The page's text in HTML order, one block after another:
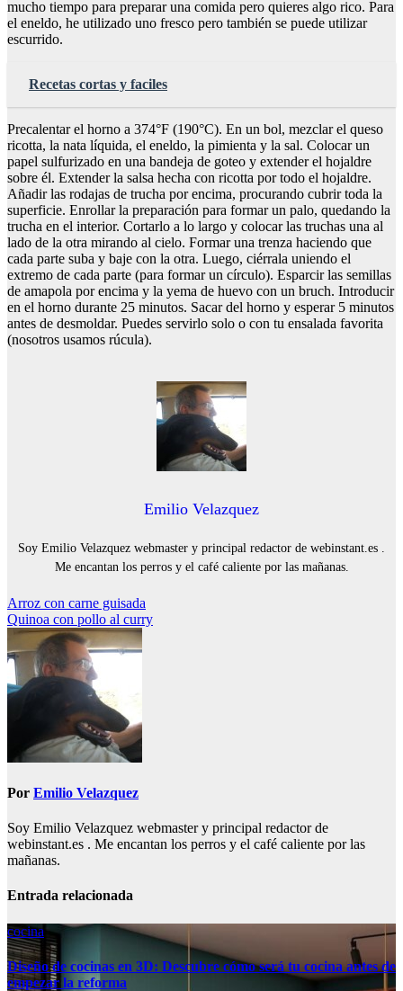
mucho tiempo para preparar una comida pero quieres algo rico. Para
el eneldo, he utilizado uno fresco pero también se puede utilizar
escurrido.
Recetas cortas y faciles
Precalentar el horno a 374°F (190°C). En un bol, mezclar el queso
ricotta, la nata líquida, el eneldo, la pimienta y la sal. Colocar un
papel sulfurizado en una bandeja de goteo y extender el hojaldre
sobre él. Extender la salsa hecha con ricotta por todo el hojaldre.
Añadir las rodajas de trucha por encima, procurando cubrir toda la
superficie. Enrollar la preparación para formar un palo, quedando la
trucha en el interior. Cortarlo a lo largo y colocar las truchas una al
lado de la otra mirando al cielo. Formar una trenza haciendo que
cada parte suba y baje con la otra. Luego, ciérrala uniendo el
extremo de cada parte (para formar un círculo). Esparcir las semillas
de amapola por encima y la yema de huevo con un bruch. Introducir
en el horno durante 25 minutos. Sacar del horno y esperar 5 minutos
antes de desmoldar. Puedes servirlo solo o con tu ensalada favorita
(nosotros usamos rúcula).
Emilio Velazquez
Soy Emilio Velazquez webmaster y principal redactor de webinstant.es .
Me encantan los perros y el café caliente por las mañanas.
Navegación
de
entradas
Arroz con carne guisada
Quinoa con pollo al curry
Por Emilio Velazquez
Soy Emilio Velazquez webmaster y principal redactor de
webinstant.es . Me encantan los perros y el café caliente por las
mañanas.
Entrada relacionada
cocina
Diseño de cocinas en 3D: Descubre cómo será tu cocina antes de
empezar la reforma